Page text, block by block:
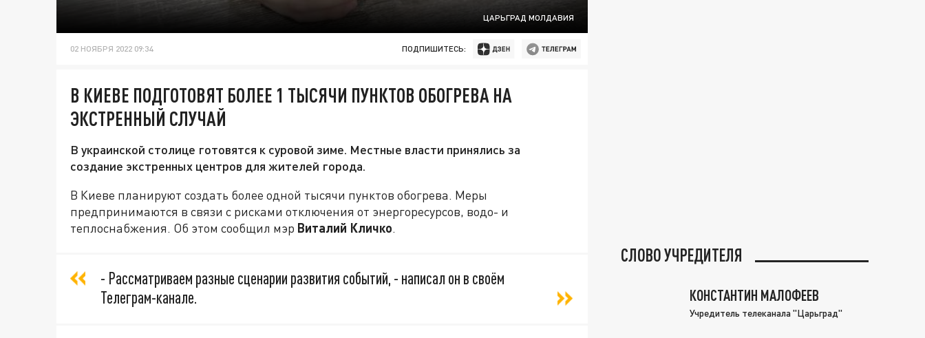
ЦАРЬГРАД МОЛДАВИЯ
02 НОЯБРЯ 2022 09:34 ПОДПИШИТЕСЬ:
В КИЕВЕ ПОДГОТОВЯТ БОЛЕЕ 1 ТЫСЯЧИ ПУНКТОВ ОБОГРЕВА НА
ЭКСТРЕННЫЙ СЛУЧАЙ
В украинской столице готовятся к суровой зиме. Местные власти принялись за
создание экстренных центров для жителей города.
В Киеве планируют создать более одной тысячи пунктов обогрева. Меры
предпринимаются в связи с рисками отключения от энергоресурсов, водо- и
теплоснабжения. Об этом сообщил мэр Виталий Кличко.
- Рассматриваем разные сценарии развития событий, - написал он в своём
Телеграм-канале.
СЛОВО УЧРЕДИТЕЛЯ
КОНСТАНТИН МАЛОФЕЕВ
Учредитель телеканала "Царьград"